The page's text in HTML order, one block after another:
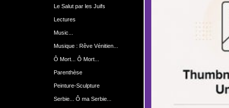
Le Salut par les Juifs
Lectures
Music...
Musique : Rêve Vénitien...
Ô Mort... Ô Mort...
Parenthèse
Peinture-Sculpture
Serbie... Ô ma Serbie...